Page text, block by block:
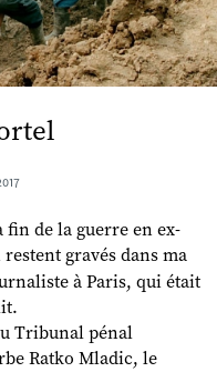
fin de la guerre en ex-
gravés dans ma
à Paris, qui était
Tribunal pénal
Ratko Mladic, le